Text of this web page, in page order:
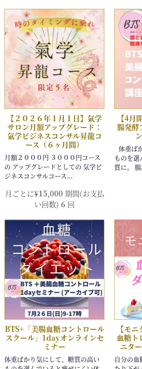
月ごとに¥15,000 期間(お支払
い回数)6 回